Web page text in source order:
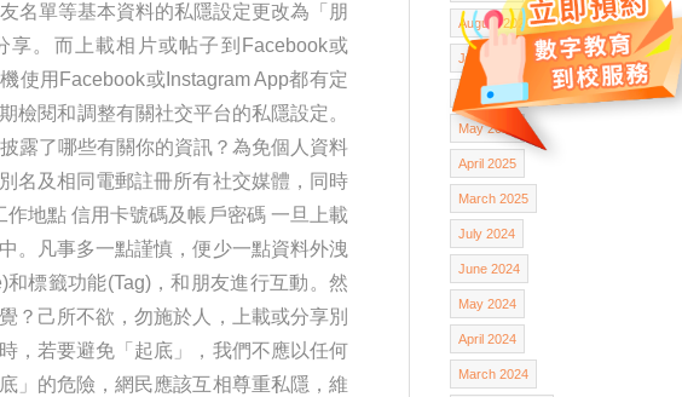
名單等基本資料的私隱設定更改為「朋
。而上載相片或帖子到Facebook或
使用Facebook或Instagram App都有定
檢閱和調整有關社交平台的私隱設定。
露了哪些有關你的資訊？為免個人資料
名及相同電郵註冊所有社交媒體，同時
地點 信用卡號碼及帳戶密碼 一旦上載
。凡事多一點謹慎，便少一點資料外洩
標籤功能(Tag)，和朋友進行互動。然
？己所不欲，勿施於人，上載或分享別
，若要避免「起底」，我們不應以任何
」的危險，網民應該互相尊重私隱，維
August 2025
July 2025
June 2025
May 2025
April 2025
March 2025
July 2024
June 2024
May 2024
April 2024
March 2024